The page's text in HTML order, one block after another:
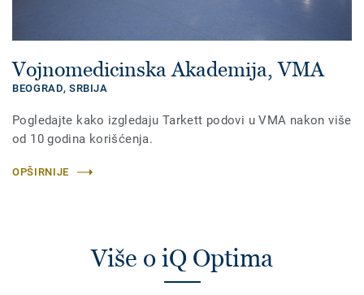
Vojnomedicinska Akademija, VMA
BEOGRAD, SRBIJA
Pogledajte kako izgledaju Tarkett podovi u VMA nakon više
od 10 godina korišćenja.
OPŠIRNIJE
Više o iQ Optima